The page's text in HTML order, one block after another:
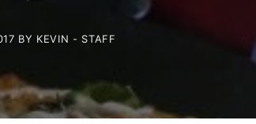
BY KEVIN - STAFF